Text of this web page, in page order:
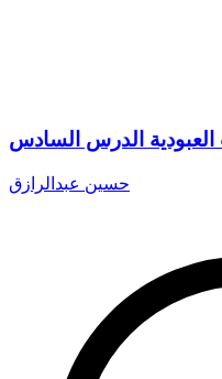
الدرس السادس
حسين عبدالرازق